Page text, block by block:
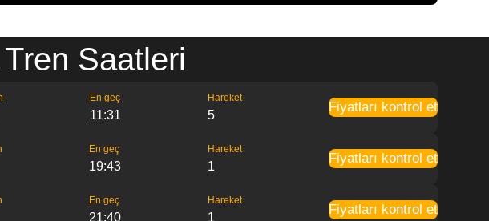
Saatleri
En geç
11:31
Hareket
5
Fiyatları kontrol et
En geç
19:43
Hareket
1
Fiyatları kontrol et
En geç
21:40
Hareket
1
Fiyatları kontrol et